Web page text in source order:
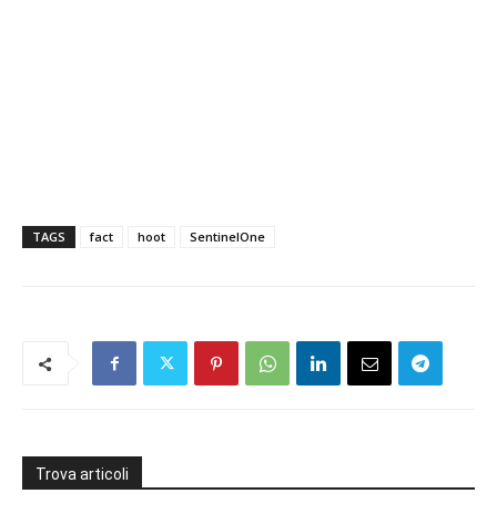
TAGS fact hoot SentinelOne
Trova articoli